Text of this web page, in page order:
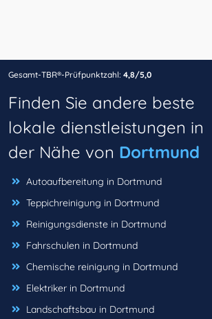
Gesamt-TBR®-Prüfpunktzahl: 4,8/5,0
Finden Sie andere beste
lokale dienstleistungen in
der Nähe von Dortmund
Autoaufbereitung in Dortmund
Teppichreinigung in Dortmund
Reinigungsdienste in Dortmund
Fahrschulen in Dortmund
Chemische reinigung in Dortmund
Elektriker in Dortmund
Landschaftsbau in Dortmund